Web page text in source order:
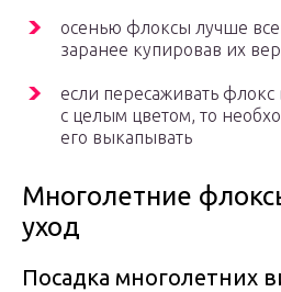
осенью флоксы лучше
заранее купировав их
если пересаживать
с целым цветом, то
его выкапывать
Многолетние
уход
Посадка многолетних